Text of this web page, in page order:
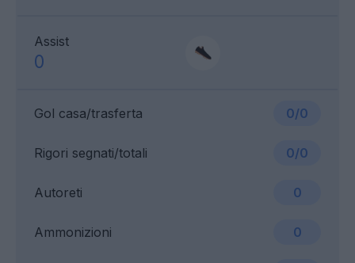
Assist
0
Gol casa/trasferta 0/0
Ammonizioni 0
Rigori segnati/totali 0/0
Autoreti 0